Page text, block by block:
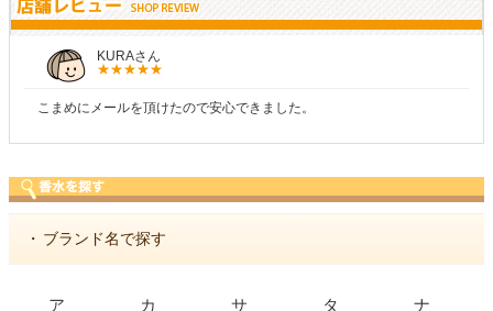
KURAさん
こまめにメールを頂けたので安心できました。
・ ブランド名で探す
ア カ サ タ ナ